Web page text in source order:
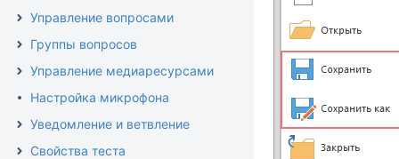
Управление вопросами
Группы вопросов
Управление медиаресурсами
Настройка микрофона
Уведомление и ветвление
Свойства теста